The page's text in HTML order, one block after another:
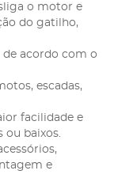
o motor e
do gatilho,
acordo com o
escadas,
facilidade e
ou baixos.
e